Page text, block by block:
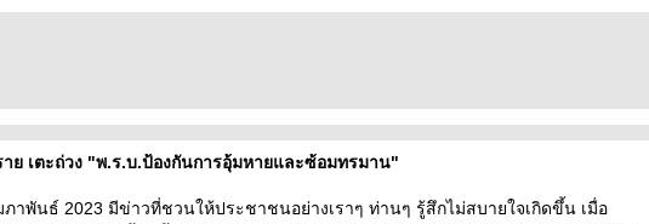
เตะถ่วง "พ.ร.บ.ป้องกันการอุ้มหายและซ้อมทรมาน"
ภาพันธ์ 2023 มีข่าวที่ชวนให้ประชาชนอย่างเราๆ ท่านๆ รู้สึกไม่สบายใจเกิดขึ้น เมื่อ